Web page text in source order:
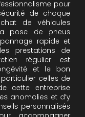
pour
de chaque
de véhicules
pose de pneus
rapide et
prestations de
régulier est
et le bon
celles de
cette entreprise
anomalies et d’y
personnalisés